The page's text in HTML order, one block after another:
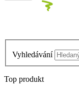
Vyhledávání
Top produkt